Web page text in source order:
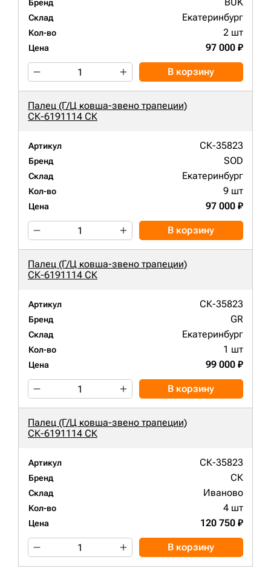
Бренд
Склад Екатеринбург
Кол-во 2 шт
Цена 97 000 ₽
В корзину
Палец (Г/Ц ковша-звено трапеции)
СК-6191114 СК
Артикул СК-35823
Бренд SOD
Склад Екатеринбург
Кол-во 9 шт
Цена 97 000 ₽
В корзину
Палец (Г/Ц ковша-звено трапеции)
СК-6191114 СК
Артикул СК-35823
Бренд GR
Склад Екатеринбург
Кол-во 1 шт
Цена 99 000 ₽
В корзину
Палец (Г/Ц ковша-звено трапеции)
СК-6191114 СК
Артикул СК-35823
Бренд СК
Склад Иваново
Кол-во 4 шт
Цена 120 750 ₽
В корзину